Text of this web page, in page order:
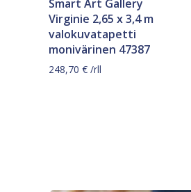
Smart Art Gallery
Virginie 2,65 x 3,4 m
valokuvatapetti
monivärinen 47387
248,70 € /rll